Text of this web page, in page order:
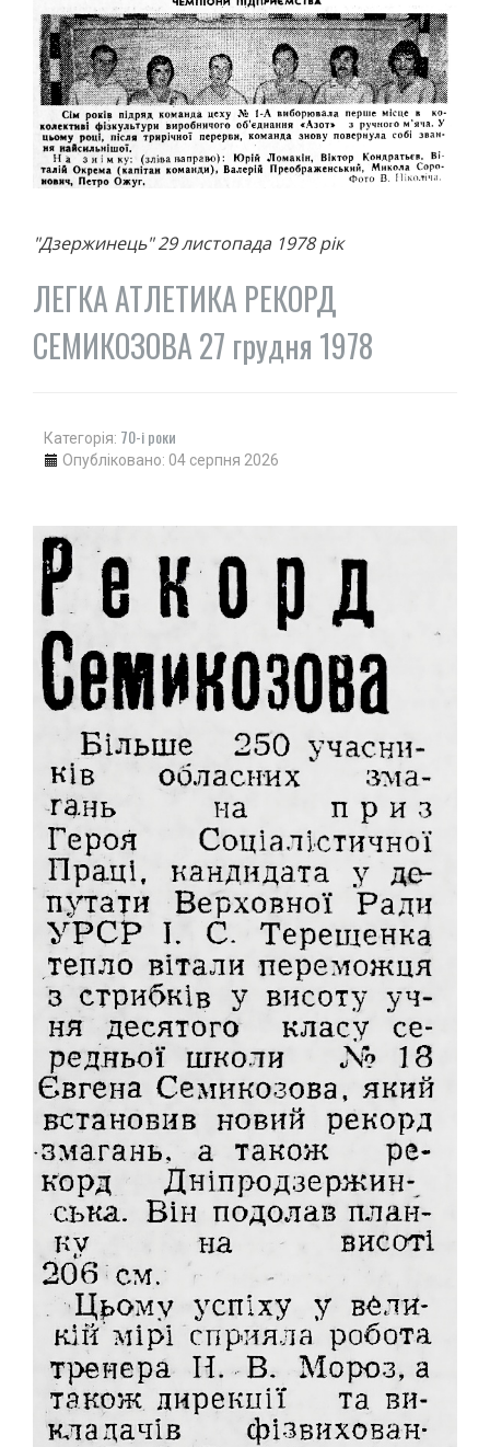
АВТО
МОТО
АВІАСПОРТ
ВЕЛОСПОРТ
СТРІЛЬБА КУЛЬОВА
СТРІЛЬБА З ЛУКА
СУДНОМОДЕЛІЗМ
ВАЖКА АТЛЕТИКА
ГИРЬОВИЙ СПОРТ
БОКС
ВІЛЬНА БОРОТЬБА
КАРАТЕ
ФРІФАЙТ
ММА
ХАПКІДО
ЛЕГКА АТЛЕТИКА
БІГ
ХОДЬБА
СТРИБКИ ТА МЕТАННЯ
ТЕНІС
ВЕЛИКИЙ
НАСТІЛЬНИЙ
ВОДНІ ВИДИ
ПОЛО
ПЛАВАННЯ
СТРИБКИ З ТРАМПЛІНУ
СИНХРОННЕ ПЛАВАННЯ
ГРЕБЛЯ
ВОДНИЙ ТУРИЗМ
ГІМНАСТИКА
ХУДОЖНЯ
СПОРТИВНА
АКРОБАТИКА
СТРИБКИ НА БАТУТІ
ЗИМОВІ ВОДИ
ХОКЕЙ
БІГ НА КОНЬКАХ
ФІГУРНЕ КАТАННЯ
"Дзержинець" 29 листопада 1978 рік
ЛЕГКА АТЛЕТИКА РЕКОРД
СЕМИКОЗОВА 27 грудня 1978
Категорія: 70-і роки
Опубліковано: 04 серпня 2026